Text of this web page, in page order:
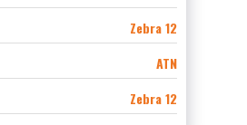
Zebra 12
ATN
Zebra 12